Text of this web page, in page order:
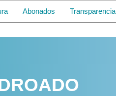
Abonados Transparencia